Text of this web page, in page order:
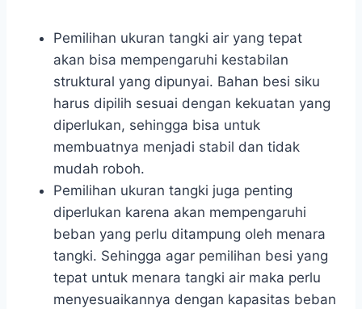
Pemilihan ukuran tangki air yang tepat
akan bisa mempengaruhi kestabilan
struktural yang dipunyai. Bahan besi siku
harus dipilih sesuai dengan kekuatan yang
diperlukan, sehingga bisa untuk
membuatnya menjadi stabil dan tidak
mudah roboh.
Pemilihan ukuran tangki juga penting
diperlukan karena akan mempengaruhi
beban yang perlu ditampung oleh menara
tangki. Sehingga agar pemilihan besi yang
tepat untuk menara tangki air maka perlu
menyesuaikannya dengan kapasitas beban